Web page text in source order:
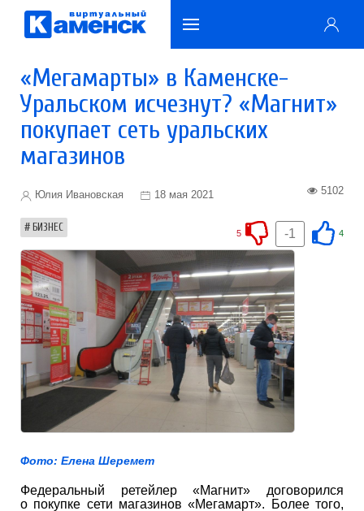
«Мегамарты» в Каменске-
Уральском исчезнут? «Магнит»
покупает сеть уральских
магазинов
Юлия Ивановская 18 мая 2021 5102
БИЗНЕС 4
-1
5
Фото: Елена Шеремет
Федеральный ретейлер «Магнит» договорился
о покупке сети магазинов «Мегамарт». Более того,